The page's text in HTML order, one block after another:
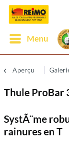
Menu
Aperçu
Thule ProBar
SystÃ¨me
rainures en T